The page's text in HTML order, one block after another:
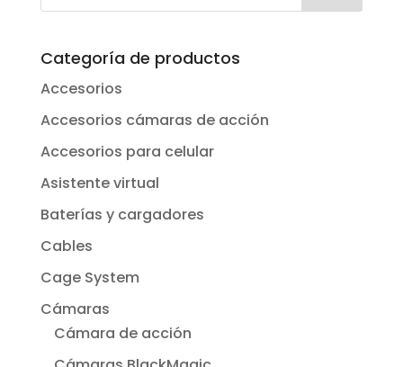
Categoría de productos
Accesorios
Accesorios cámaras de acción
Accesorios para celular
Asistente virtual
Baterías y cargadores
Cables
Cage System
Cámaras
Cámara de acción